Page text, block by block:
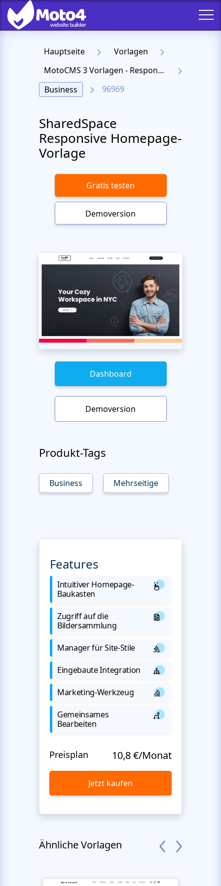
Hauptseite
Vorlagen
MotoCMS 3 Vorlagen - Responsive Templates für Website
Business
96969
SharedSpace
Responsive Homepage-
Vorlage
Gratis testen
Demoversion
Dashboard
Demoversion
Produkt-Tags
Business Mehrseitige
Features
Intuitiver Homepage-
Baukasten
Zugriff auf die
Bildersammlung
Manager für Site-Stile
Eingebaute Integration
Marketing-Werkzeug
Gemeinsames
Bearbeiten
Preisplan 10,8 €/Monat
Jetzt kaufen
Ähnliche Vorlagen